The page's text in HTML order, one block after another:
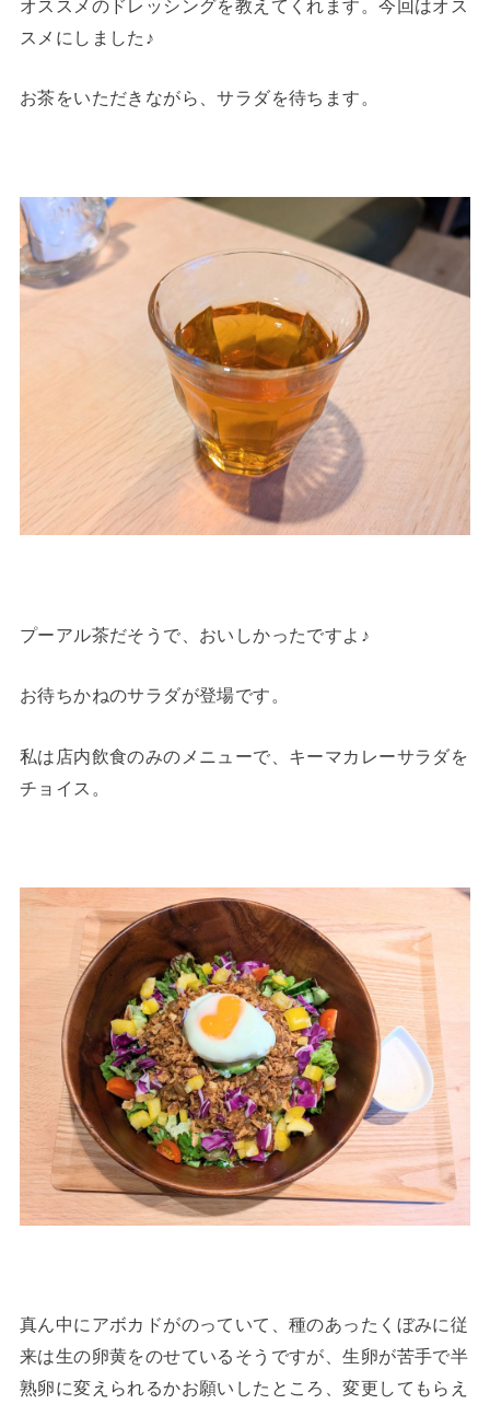
オススメのドレッシングを教えてくれます。今回はオス
スメにしました♪
お茶をいただきながら、サラダを待ちます。
プーアル茶だそうで、おいしかったですよ♪
お待ちかねのサラダが登場です。
私は店内飲食のみのメニューで、キーマカレーサラダを
チョイス。
真ん中にアボカドがのっていて、種のあったくぼみに従
来は生の卵黄をのせているそうですが、生卵が苦手で半
熟卵に変えられるかお願いしたところ、変更してもらえ